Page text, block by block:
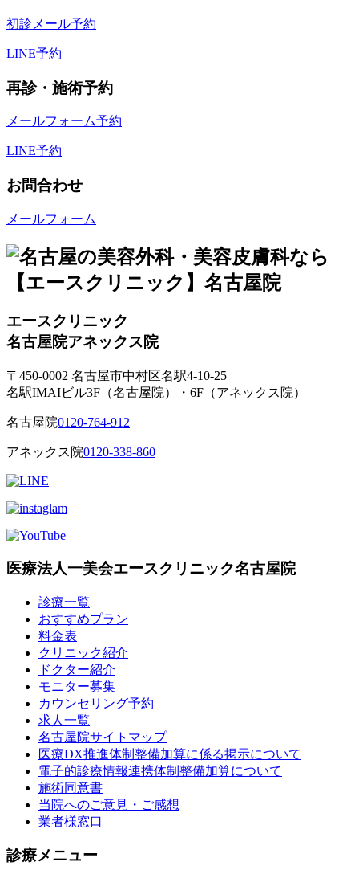
初診メール予約
LINE予約
再診・施術予約
メールフォーム予約
LINE予約
お問合わせ
メールフォーム
エースクリニック
名古屋院アネックス院
〒450-0002 名古屋市中村区名駅4-10-25
名駅IMAIビル3F（名古屋院）・6F（アネックス院）
名古屋院0120-764-912
アネックス院0120-338-860
医療法人一美会エースクリニック名古屋院
診療一覧
おすすめプラン
料金表
クリニック紹介
ドクター紹介
モニター募集
カウンセリング予約
求人一覧
名古屋院サイトマップ
医療DX推進体制整備加算に係る掲示について
電子的診療情報連携体制整備加算について
施術同意書
当院へのご意見・ご感想
業者様窓口
診療メニュー